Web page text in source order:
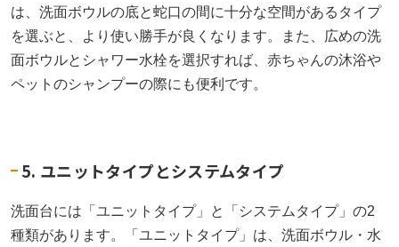
は、洗面ボウルの底と蛇口の間に十分な空間があるタイプ
を選ぶと、より使い勝手が良くなります。また、広めの洗
面ボウルとシャワー水栓を選択すれば、赤ちゃんの沐浴や
ペットのシャンプーの際にも便利です。
5. ユニットタイプとシステムタイプ
洗面台には「ユニットタイプ」と「システムタイプ」の2
種類があります。「ユニットタイプ」は、洗面ボウル・水